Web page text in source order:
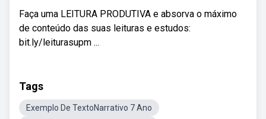
Faça uma LEITURA PRODUTIVA e absorva o máximo
de conteúdo das suas leituras e estudos:
bit.ly/leiturasupm ...
Tags
Exemplo De TextoNarrativo 7 Ano